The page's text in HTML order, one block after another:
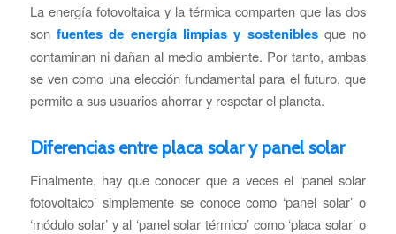
La energía fotovoltaica y la térmica comparten que las dos
sonfuentes de energía limpias y sosteniblesque no
contaminan ni dañan al medio ambiente. Por tanto, ambas
se ven como una elección fundamental para el futuro, que
permite a sus usuarios ahorrar y respetar el planeta.
Diferencias entre placa solar y panel solar
Finalmente, hay que conocer que a veces el ‘panel solar
fotovoltaico’ simplemente se conoce como ‘panel solar’ o
‘módulo solar’ y al ‘panel solar térmico’ como ‘placa solar’ o